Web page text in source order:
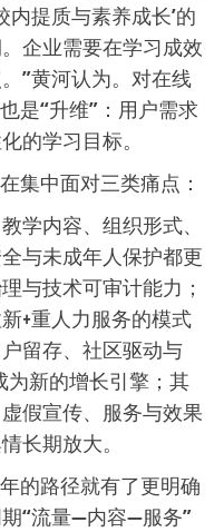
内提质与素养成长’的
企业需要在学习成效
”黄河认为。对在线
是“升维”：用户需求
的学习目标。
集中面对三类痛点：
学内容、组织形式、
与未成年人保护都更
与技术可审计能力；
+重人力服务的模式
留存、社区驱动与
为新的增长引擎；其
假宣传、服务与效果
长期放大。
的路径就有了更明确
“流量—内容—服务”